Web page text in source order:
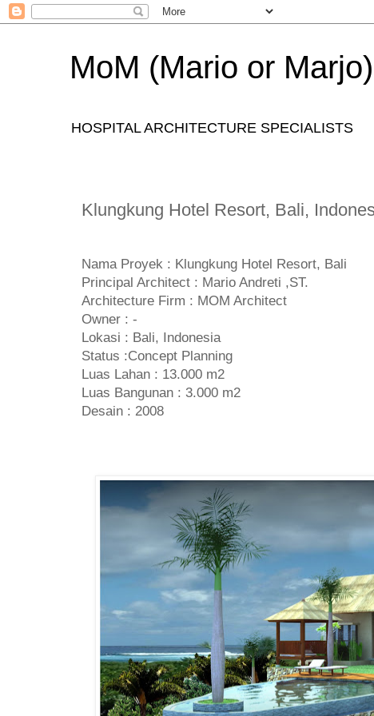
MoM (Mario or
HOSPITAL ARCHITECTURE SPECIALISTS
Klungkung Hotel Resort, Bali,
Nama Proyek : Klungkung Hotel Resort, Bali
Principal Architect : Mario Andreti ,ST.
Architecture Firm : MOM Architect
Owner : -
Lokasi : Bali, Indonesia
Status :Concept Planning
Luas Lahan : 13.000 m2
Luas Bangunan : 3.000 m2
Desain : 2008